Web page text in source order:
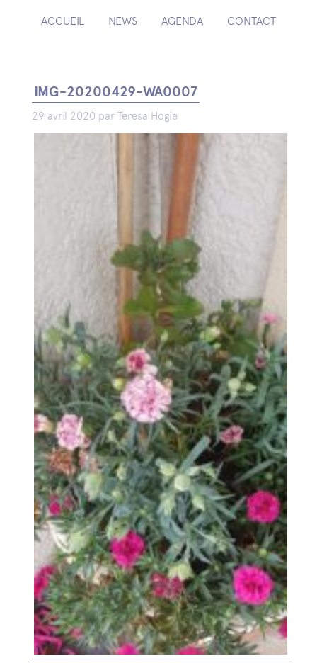
ACCUEIL NEWS AGENDA CONTACT
IMG-20200429-WA0007
29 avril 2020 par Teresa Hogie